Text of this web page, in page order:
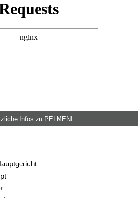
Infos zu PELMENI